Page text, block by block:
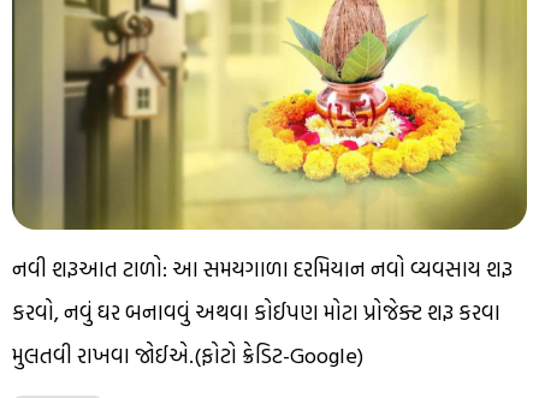
નવી શરૂઆત ટાળો: આ સમયગાળા દરમિયાન નવો વ્યવસાય શરૂ
કરવો, નવું ઘર બનાવવું અથવા કોઈપણ મોટા પ્રોજેક્ટ શરૂ કરવા
મુલતવી રાખવા જોઈએ.(ફોટો ક્રેડિટ-Google)